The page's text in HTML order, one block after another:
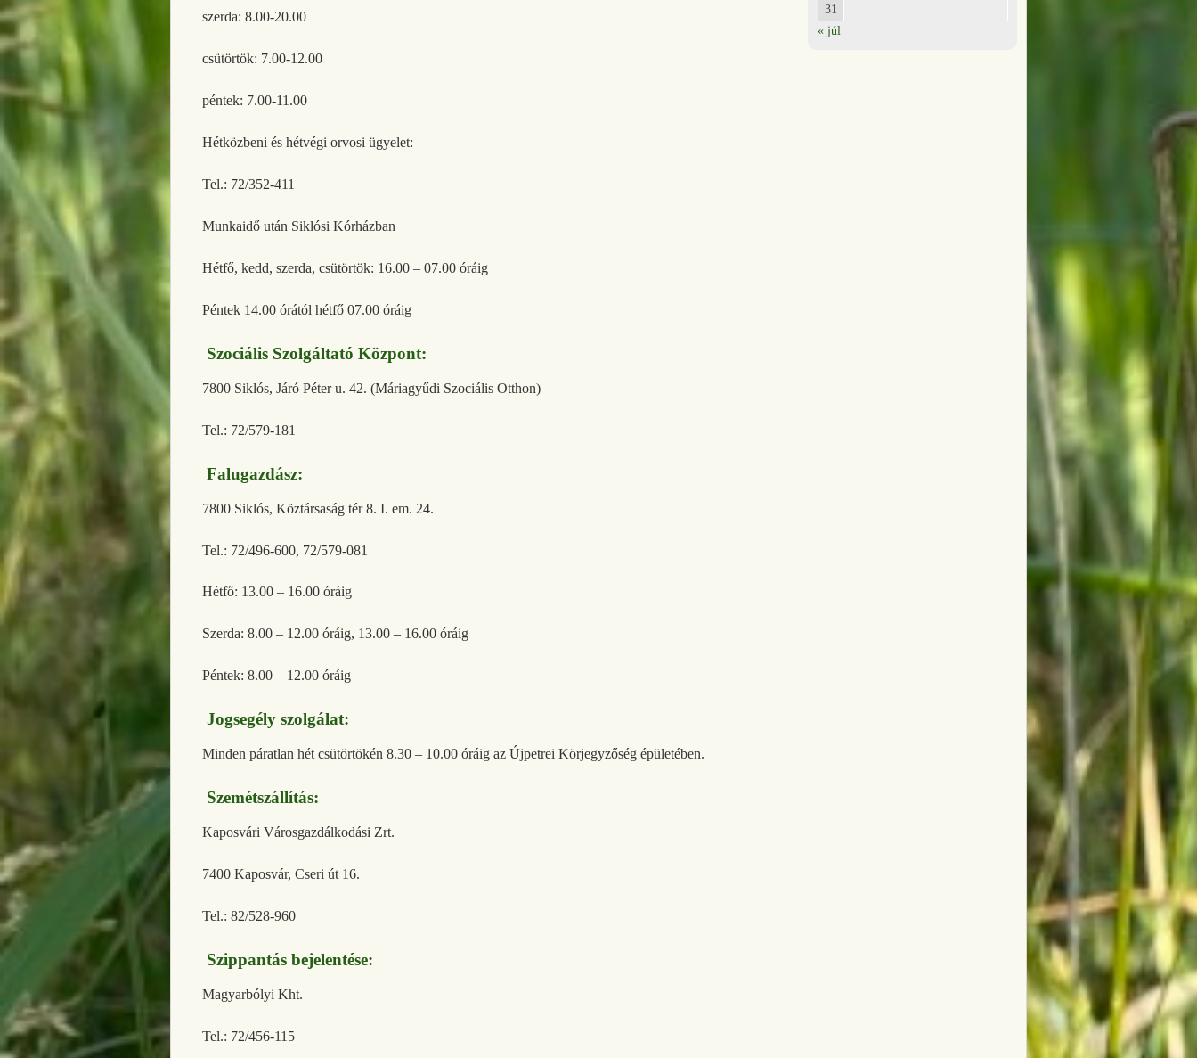
szerda: 8.00-20.00
csütörtök: 7.00-12.00
péntek: 7.00-11.00
Hétközbeni és hétvégi orvosi ügyelet:
Tel.: 72/352-411
Munkaidő után Siklósi Kórházban
Hétfő, kedd, szerda, csütörtök: 16.00 – 07.00 óráig
Péntek 14.00 órától hétfő 07.00 óráig
Szociális Szolgáltató Központ:
7800 Siklós, Járó Péter u. 42. (Máriagyűdi Szociális Otthon)
Tel.: 72/579-181
Falugazdász:
7800 Siklós, Köztársaság tér 8. I. em. 24.
Tel.: 72/496-600, 72/579-081
Hétfő: 13.00 – 16.00 óráig
Szerda: 8.00 – 12.00 óráig, 13.00 – 16.00 óráig
Péntek: 8.00 – 12.00 óráig
Jogsegély szolgálat:
Minden páratlan hét csütörtökén 8.30 – 10.00 óráig az Újpetrei Körjegyzőség épületében.
Szemétszállítás:
Kaposvári Városgazdálkodási Zrt.
7400 Kaposvár, Cseri út 16.
Tel.: 82/528-960
Szippantás bejelentése:
Magyarbólyi Kht.
Tel.: 72/456-115
31
« júl